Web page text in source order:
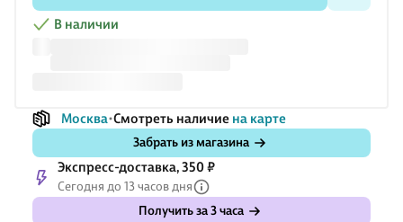
В наличии
Москва Смотреть наличие на карте
Забрать из магазина
Экспресс-доставка, 350 ₽
Сегодня до 13 часов дня
Получить за 3 часа